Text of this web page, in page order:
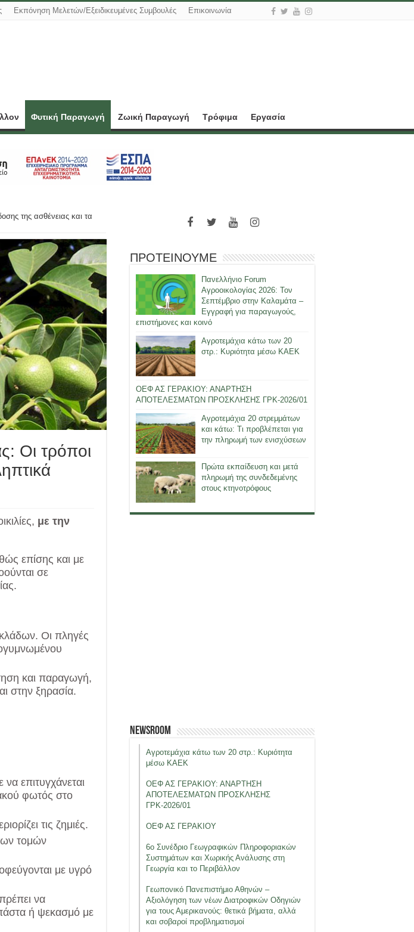
Εκπόνηση Μελετών/Εξειδικευμένες Συμβουλές Επικοινωνία
Φυτική Παραγωγή Ζωική Παραγωγή Τρόφιμα Εργασία
της ασθένειας και τα
Οι τρόποι
με την
επίσης και με
σε
Οι πληγές
και παραγωγή,
στην ξηρασία.
επιτυγχάνεται
φωτός στο
τις ζημιές.
τομών
με υγρό
να
ή ψεκασμό με
ΠΡΟΤΕΙΝΟΥΜΕ
Πανελλήνιο Forum
Αγροοικολογίας 2026: Τον
Σεπτέμβριο στην Καλαμάτα –
Εγγραφή για παραγωγούς,
επιστήμονες και κοινό
Αγροτεμάχια κάτω των 20
στρ.: Κυριότητα μέσω ΚΑΕΚ
ΟΕΦ ΑΣ ΓΕΡΑΚΙΟΥ: ΑΝΑΡΤΗΣΗ
ΑΠΟΤΕΛΕΣΜΑΤΩΝ ΠΡΟΣΚΛΗΣΗΣ ΓΡΚ-2026/01
Αγροτεμάχια 20 στρεμμάτων
και κάτω: Τι προβλέπεται για
την πληρωμή των ενισχύσεων
Πρώτα εκπαίδευση και μετά
πληρωμή της συνδεδεμένης
στους κτηνοτρόφους
Newsroom
Αγροτεμάχια κάτω των 20 στρ.: Κυριότητα
μέσω ΚΑΕΚ
ΟΕΦ ΑΣ ΓΕΡΑΚΙΟΥ: ΑΝΑΡΤΗΣΗ
ΑΠΟΤΕΛΕΣΜΑΤΩΝ ΠΡΟΣΚΛΗΣΗΣ
ΓΡΚ-2026/01
ΟΕΦ ΑΣ ΓΕΡΑΚΙΟΥ
6ο Συνέδριο Γεωγραφικών Πληροφοριακών
Συστημάτων και Χωρικής Ανάλυσης στη
Γεωργία και το Περιβάλλον
Γεωπονικό Πανεπιστήμιο Αθηνών –
Αξιολόγηση των νέων Διατροφικών Οδηγιών
για τους Αμερικανούς: θετικά βήματα, αλλά
και σοβαροί προβληματισμοί